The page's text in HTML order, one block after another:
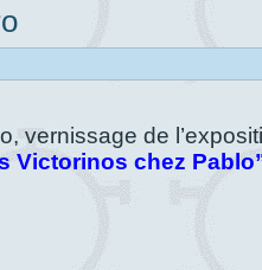
vernissage de
Victorinos chez